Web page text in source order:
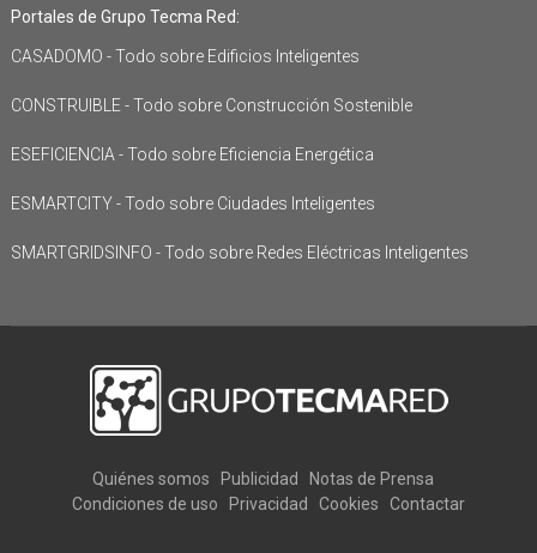
Portales de Grupo Tecma Red:
CASADOMO - Todo sobre Edificios Inteligentes
CONSTRUIBLE - Todo sobre Construcción Sostenible
ESEFICIENCIA - Todo sobre Eficiencia Energética
ESMARTCITY - Todo sobre Ciudades Inteligentes
SMARTGRIDSINFO - Todo sobre Redes Eléctricas Inteligentes
Quiénes somos Publicidad
Notas de Prensa
Condiciones de uso
Privacidad Cookies Contactar